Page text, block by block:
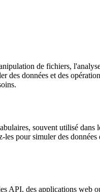
de fichiers,
données et des
souvent utilisé dans
pour simuler des
API, des applications web